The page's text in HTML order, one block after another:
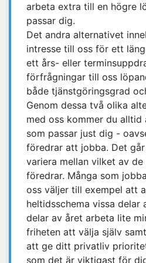
arbeta extra till en högre
passar dig.
Det andra alternativet
intresse till oss för ett
ett års- eller
förfrågningar till oss
både tjänstgöringsgrad
Genom dessa två olika
med oss kommer du
som passar just dig -
föredrar att jobba. Det
variera mellan vilket av
föredrar. Många som
oss väljer till exempel att
heltidsschema vissa
delar av året arbeta lite
friheten att välja själv
att ge ditt privatliv
som det är viktigast för